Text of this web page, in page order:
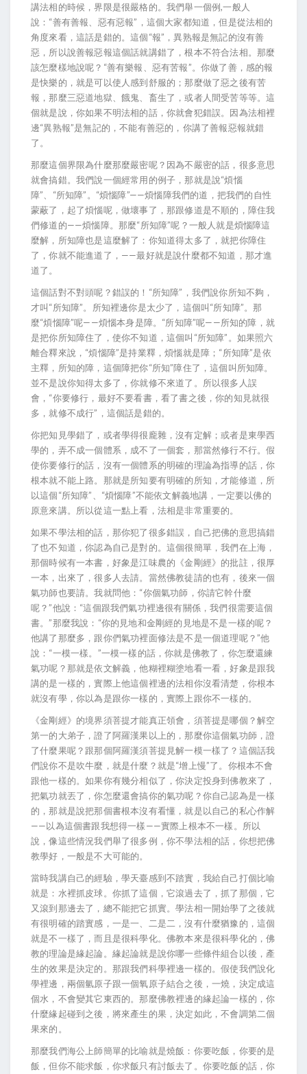
講法相的時候，界限是很嚴格的。我們舉一個例,一般人
說：“善有善報、惡有惡報”，這個大家都知道，但是從法相的
角度來看，這話是錯的。這個“報”，異熟報是無記的沒有善
惡，所以說善報惡報這個話就講錯了，根本不符合法相。那麼
該怎麼樣地說呢？“善有樂報、惡有苦報”。你做了善，感的報
是快樂的，就是可以使人感到舒服的；那麼做了惡之後有苦
報，那麼三惡道地獄、餓鬼、畜生了，或者人間受苦等等。這
個就是說，你如果不明法相的話，你就會犯錯誤。因為法相裡
邊“異熟報”是無記的，不能有善惡的，你講了善報惡報就錯
了。
那麼這個界限為什麼那麼嚴密呢？因為不嚴密的話，很多意思
就會搞錯。我們說一個經常用的例子，那就是說“煩惱
障”、“所知障”。“煩惱障”——煩惱障我們的道，把我們的自性
蒙蔽了，起了煩惱呢，做壞事了，那跟修道是不順的，障住我
們修道的——煩惱障。那麼“所知障”呢？一般人就是煩惱障這
麼解，所知障也是這麼解了：你知道得太多了，就把你障住
了，你就不能進道了，——最好就是說什麼都不知道，那才進
道了。
這個話對不對頭呢？錯誤的！“所知障”，我們說你所知不夠，
才叫“所知障”。所知裡邊你是太少了，這個叫“所知障”。那
麼“煩惱障”呢——煩惱本身是障。“所知障”呢——所知的障，就
是把你所知障住了，使你不知道，這個叫“所知障”。如果照六
離合釋來說，“煩惱障”是持業釋，煩惱就是障；“所知障”是依
主釋，所知的障，這個障把你“所知”障住了，這個叫所知障。
並不是說你知得太多了，你就修不來道了。所以很多人誤
會，“你要修行，最好不要看書，看了書之後，你的知見就很
多，就修不成行”，這個話是錯的。
你把知見學錯了，或者學得很龐雜，沒有定解；或者是東學西
學的，弄不成一個體系，成不了一個套，那當然修行不行。假
使你要修行的話，沒有一個體系的明確的理論為指導的話，你
根本就不能上路。那就是所知要有明確的所知，才能修道，所
以這個“所知障”、“煩惱障”不能依文解義地講，一定要以佛的
原意來講。所以從這一點上看，法相是非常重要的。
如果不學法相的話，那你犯了很多錯誤，自己把佛的意思搞錯
了也不知道，你認為自己是對的。這個很簡單，我們在上海，
那個時候有一本書，好象是江味農的《金剛經》的批註，很厚
一本，出來了，很多人去請。當然佛教徒請的也有，後來一個
氣功師也要請。我就問他：“你個氣功師，你請它幹什麼
呢？”他說：“這個跟我們氣功裡邊很有關係，我們很需要這個
書。”那麼我說：“你的見地和金剛經的見地是不是一樣的呢？
他講了那麼多，跟你們氣功裡面修法是不是一個道理呢？”他
說：“一模一樣。”一模一樣的話，你就是佛教了，你怎麼還練
氣功呢？那就是依文解義，他糊裡糊塗地看一看，好象是跟我
講的是一樣的，實際上他這個裡邊的法相你沒看清楚，你根本
就沒有學，你以為是跟你一樣的，實際上跟你不一樣的。
《金剛經》的境界須菩提才能真正領會，須菩提是哪個？解空
第一的大弟子，證了阿羅漢果以上的，那麼你這個氣功師，證
了什麼果呢？跟那個阿羅漢須菩提見解一模一樣了？這個話我
們說你不是吹牛麼，就是什麼？就是“增上慢”了。你根本不會
跟他一樣的。如果你有幾分相似了，你決定投身到佛教來了，
把氣功就丟了，你怎麼還會搞你的氣功呢？你自己認為是一樣
的，那就是說把那個書根本沒有看懂，就是以自己的私心作解
——以為這個書跟我想得一樣——實際上根本不一樣。所以
說，像這些情況我們舉了很多例，你不學法相的話，你想把佛
教學好，一般是不大可能的。
當時我講自己的經驗，學天臺感到不踏實，我給自己打個比喻
就是：水裡抓皮球。你抓了這個，它滾過去了，抓了那個，它
又滾到那邊去了，總不能把它抓實。學法相一開始學了之後就
有很明確的踏實感，一是一、二是二，沒有什麼猶豫的，這個
就是不一樣了，而且是很科學化。佛教本來是很科學化的，佛
教的理論是緣起論。緣起論就是說你哪一些條件組合以後，產
生的效果是決定的。那跟我們科學裡邊一樣的。假使我們說化
學裡邊，兩個氫原子跟一個氧原子結合之後，一燒，決定成這
個水，不會變其它東西的。那麼佛教裡邊的緣起論一樣的，你
什麼緣起碰到之後，將來產生的果，決定如此，不會調第二個
果來的。
那麼我們海公上師簡單的比喻就是燒飯：你要吃飯，你要的是
飯，但你不能求飯，你求飯只有討飯去了。你要吃飯的話，你